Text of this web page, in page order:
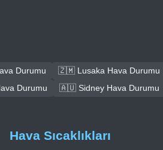
Durumu
🇿🇲 Lusaka Hava Durumu
Durumu
🇦🇺 Sidney Hava Durumu
Hava Sıcaklıkları